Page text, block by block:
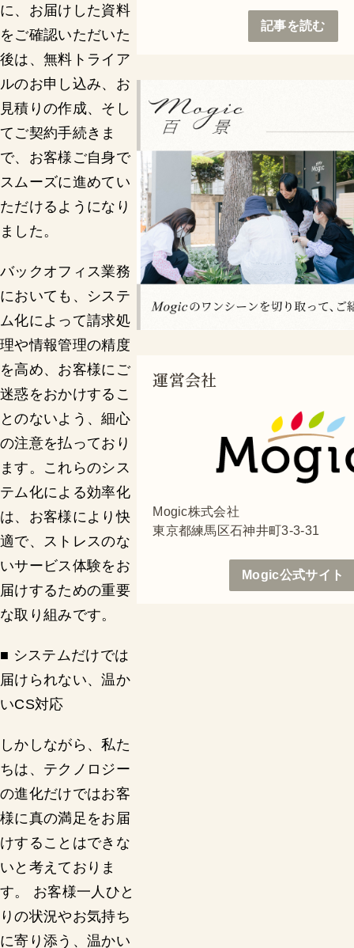
に、お届けした資料
をご確認いただいた
後は、無料トライア
ルのお申し込み、お
見積りの作成、そし
てご契約手続きま
で、お客様ご自身で
スムーズに進めてい
ただけるようになり
ました。
バックオフィス業務
においても、システ
ム化によって請求処
理や情報管理の精度
を高め、お客様にご
迷惑をおかけするこ
とのないよう、細心
の注意を払っており
ます。これらのシス
テム化による効率化
は、お客様により快
適で、ストレスのな
いサービス体験をお
届けするための重要
な取り組みです。
■ システムだけでは
届けられない、温か
いCS対応
しかしながら、私た
ちは、テクノロジー
の進化だけではお客
様に真の満足をお届
けすることはできな
いと考えておりま
す。 お客様一人ひと
りの状況やお気持ち
に寄り添う、温かい
記事を読む
運営会社
Mogic株式会社
東京都練馬区石神井町3-3-31
Mogic公式サイト